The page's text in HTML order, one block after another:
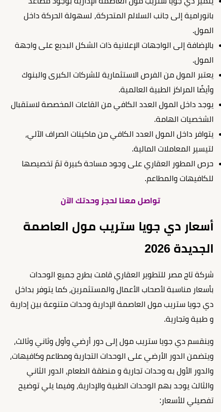
بانورامية إلى جانب السلالم المتحركة، لسهولة الحركة داخل
المول.
بالإضافة إلى الواجهات الإعلانية ذات الشكل البديع على واجهة
المول.
يعتبر المول من الفرص الاستثمارية للشركات الكبرى والبنوك
وأيضًا المراكز الطبية العالمية.
يوجد داخل المول العدد الكافي من القاعات المخصصة لاستقبال
الشخصيات الهامة.
يتوافر داخل المول العدد الكافي من ماكينات الصراف الآلي،
لتيسير المعاملات المالية.
حرص المطور العقاري على وجود مساحة كبيرة تمّ تخصيصها
للكافيهات والمطاعم.
تواصل معنا لحجز وحدتك الآن
أسعار دي جويا ستريب مول العاصمة
الجديدة 2026
شركة تاج مصر للتطوير العقاري قامت بطرح جميع الوحدات
بأسعار مناسبة لأصحاب الأعمال والمستثمرين، كما يتوفر بداخل
دي جويا ستريب مول العاصمة الإدارية وحدات متنوعة بين إدارية
و طبية وتجارية.
وينقسم دي جويا ستريب مول إلى دور أرضي وأول وثاني وثالث،
ويتضمن الدور الأرضي على الوحدات التجارية ومطاعم وكافيهات،
والدور الأول به وحدات تجارية و منطقة الطعام، الدور الثاني
والثالث يوجد بهم الوحدات الطبية والإدارية، وفيما يلي توضيح
تفصيلي للأسعار: